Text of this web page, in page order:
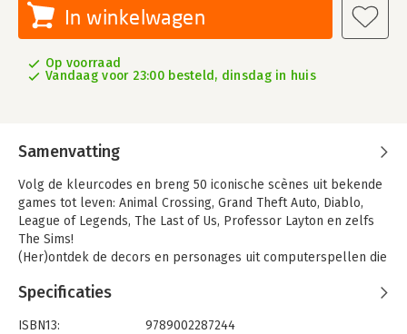
In winkelwagen
Op voorraad
Vandaag voor 23:00 besteld, dinsdag in huis
Samenvatting
Volg de kleurcodes en breng 50 iconische scènes uit bekende
games tot leven: Animal Crossing, Grand Theft Auto, Diablo,
League of Legends, The Last of Us, Professor Layton en zelfs
The Sims!
(Her)ontdek de decors en personages uit computerspellen die
Kleuren maar!
Specificaties
ISBN13:
9789002287244